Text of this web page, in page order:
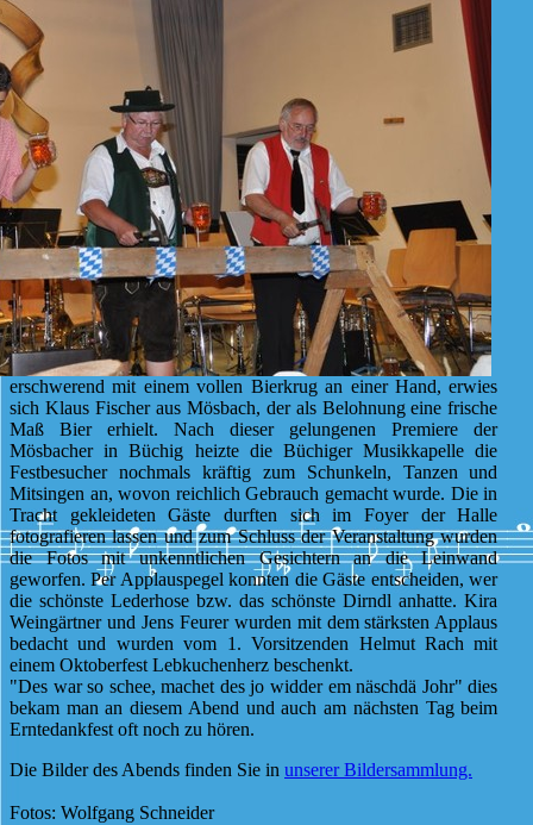
erschwerend mit einem vollen Bierkrug an einer Hand, erwies
sich Klaus Fischer aus Mösbach, der als Belohnung eine frische
Maß Bier erhielt. Nach dieser gelungenen Premiere der
Mösbacher in Büchig heizte die Büchiger Musikkapelle die
Festbesucher nochmals kräftig zum Schunkeln, Tanzen und
Mitsingen an, wovon reichlich Gebrauch gemacht wurde. Die in
Tracht gekleideten Gäste durften sich im Foyer der Halle
fotografieren lassen und zum Schluss der Veranstaltung wurden
die Fotos mit unkenntlichen Gesichtern an die Leinwand
geworfen. Per Applauspegel konnten die Gäste entscheiden, wer
die schönste Lederhose bzw. das schönste Dirndl anhatte. Kira
Weingärtner und Jens Feurer wurden mit dem stärksten Applaus
bedacht und wurden vom 1. Vorsitzenden Helmut Rach mit
einem Oktoberfest Lebkuchenherz beschenkt.
"Des war so schee, machet des jo widder em näschdä Johr" dies
bekam man an diesem Abend und auch am nächsten Tag beim
Erntedankfest oft noch zu hören.
Die Bilder des Abends finden Sie in unserer Bildersammlung.
Fotos: Wolfgang Schneider